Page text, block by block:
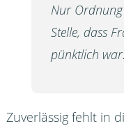
Nur
Stelle, dass
pünktlich war.
Zuverlässig fehlt in